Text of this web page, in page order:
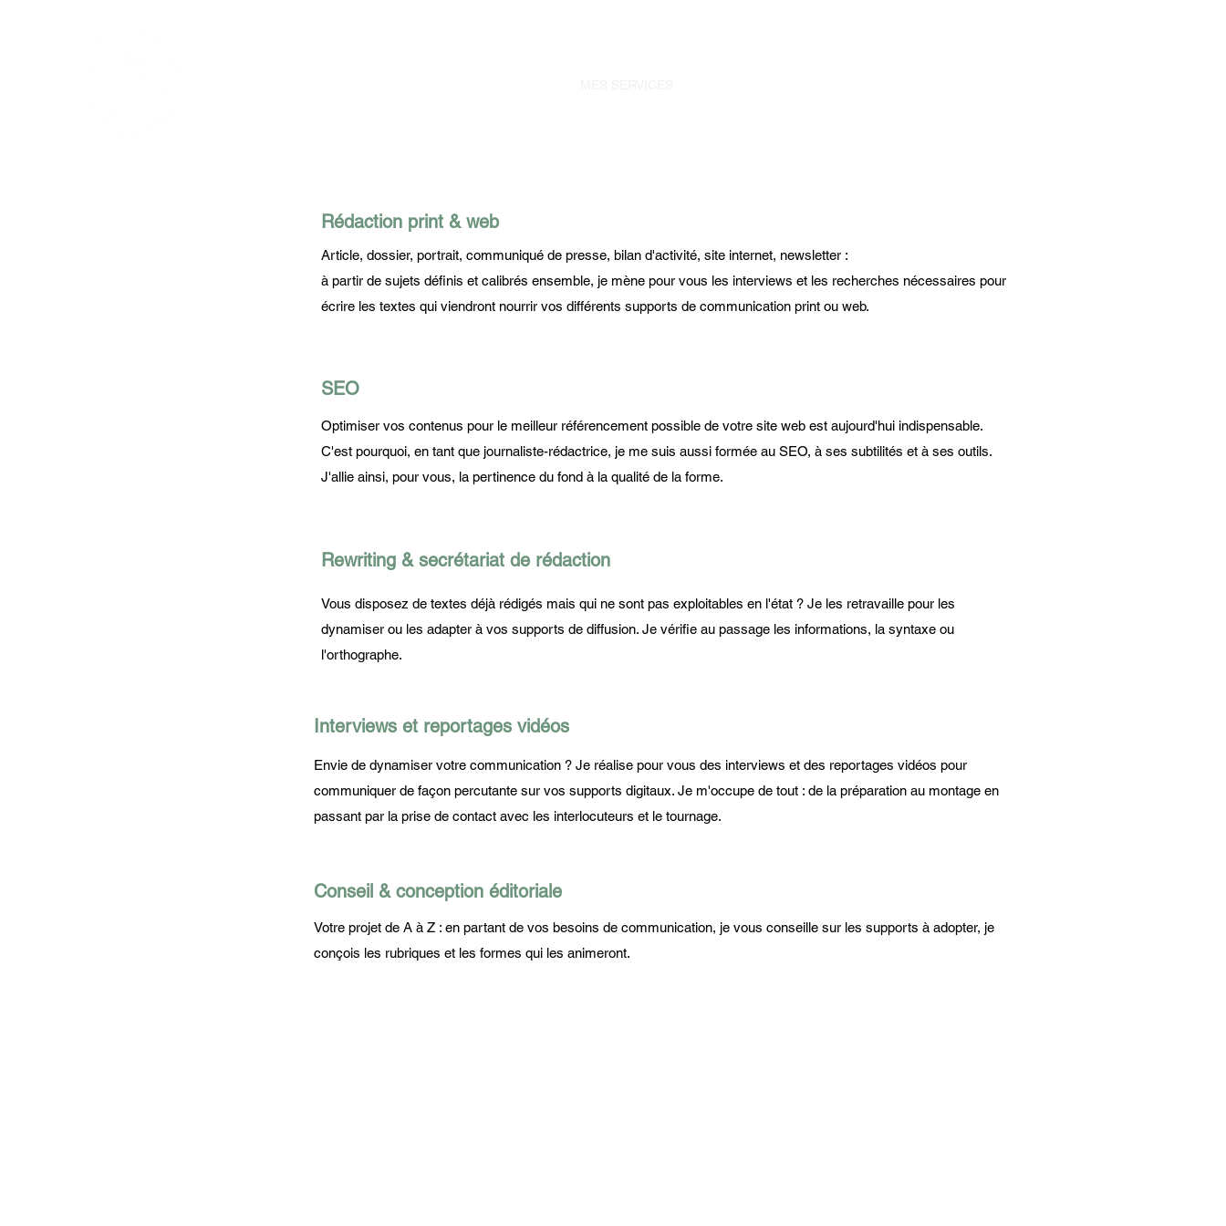
Rédaction print & web
Article, dossier, portrait, communiqué de presse, bilan d'activité, site internet, newsletter :
à partir de sujets définis et calibrés ensemble, je mène pour vous les interviews et les recherches nécessaires pour
écrire les textes qui viendront nourrir vos différents supports de communication print ou web.
SEO
Optimiser vos contenus pour le meilleur référencement possible de votre site web est aujourd'hui indispensable.
C'est pourquoi, en tant que journaliste-rédactrice, je me suis aussi formée au SEO, à ses subtilités et à ses outils.
J'allie ainsi, pour vous, la pertinence du fond à la qualité de la forme.
Rewriting & secrétariat de rédaction
Vous disposez de textes déjà rédigés mais qui ne sont pas exploitables en l'état ? Je les retravaille pour les
dynamiser ou les adapter à vos supports de diffusion. Je vérifie au passage les informations, la syntaxe ou
l'orthographe.
Interviews et reportages vidéos
Envie de dynamiser votre communication ? Je réalise pour vous des interviews et des reportages vidéos pour
communiquer de façon percutante sur vos supports digitaux. Je m'occupe de tout : de la préparation au montage en
passant par la prise de contact avec les interlocuteurs et le tournage.
Conseil & conception éditoriale
Votre projet de A à Z : en partant de vos besoins de communication, je vous conseille sur les supports à adopter, je
conçois les rubriques et les formes qui les animeront.